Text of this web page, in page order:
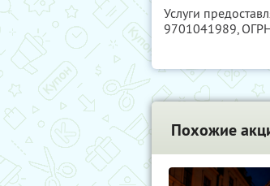
Услуги
9701041989,
Похожие